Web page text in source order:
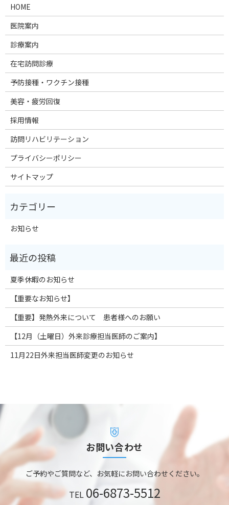
HOME
医院案内
診療案内
在宅訪問診療
予防接種・ワクチン接種
美容・疲労回復
採用情報
訪問リハビリテーション
プライバシーポリシー
サイトマップ
お知らせ
夏季休暇のお知らせ
【重要なお知らせ】
【重要】発熱外来について 患者様へのお願い
【12月（土曜日）外来診療担当医師のご案内】
11月22日外来担当医師変更のお知らせ
お問い合わせ
ご予約やご質問など、お気軽にお問い合わせください。
TEL 06-6873-5512